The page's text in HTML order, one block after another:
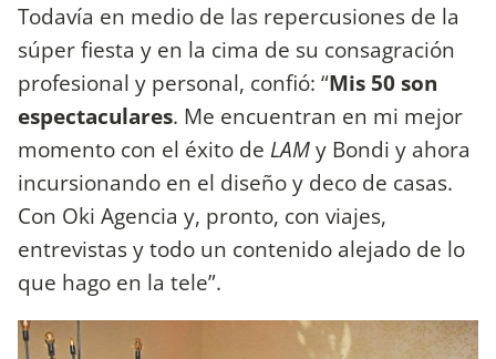
Todavía en medio de las repercusiones de la
súper fiesta y en la cima de su consagración
profesional y personal, confió: “Mis 50 son
espectaculares. Me encuentran en mi mejor
momento con el éxito de LAMy Bondi y ahora
incursionando en el diseño y deco de casas.
Con Oki Agencia y, pronto, con viajes,
entrevistas y todo un contenido alejado de lo
que hago en la tele”.